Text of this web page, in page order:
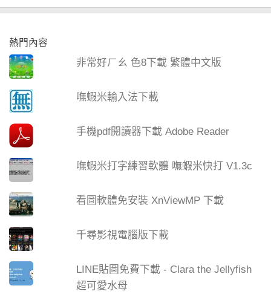
熱門內容
非常好ㄏㄠ 色8下載 繁體中文版
嘸蝦米輸入法下載
手機pdf閱讀器下載 Adobe Reader
嘸蝦米打字練習軟體 嘸蝦米快打 V1.3c
看圖軟體免安裝 XnViewMP 下載
千尋影視電腦版下載
LINE貼圖免費下載 - Clara the Jellyfish
超可愛水母